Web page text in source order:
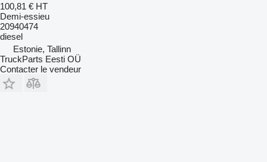
100,81 € HT
Demi-essieu
20940474
diesel
Estonie, Tallinn
TruckParts Eesti OÜ
Contacter le vendeur